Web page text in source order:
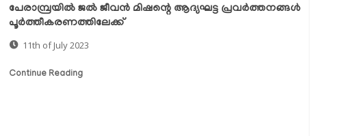
പേരാമ്പ്രയിൽ ജൽ ജീവൻ മിഷന്റെ ആദ്യഘട്ട പ്രവർത്തനങ്ങൾ
പൂർത്തീകരണത്തിലേക്ക്
11th of July 2023
Continue Reading